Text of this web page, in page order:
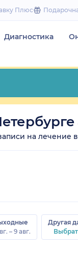
to
Плюс
Диагностика
на лечение
– 9 авг.
Другая